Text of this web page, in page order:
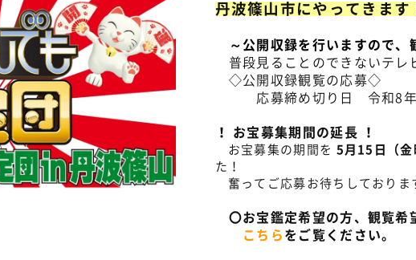
丹波篠山市にやってきます
～公開収録を行いますので、
普段見ることのできないテレ
◇公開収録観覧の応募◇
応募締め切り日 令和8年5
！ お宝募集期間の延長 ！
お宝募集の期間を 5月15日（金
た！
奮ってご応募お待ちしておりま
〇お宝鑑定希望の方、観覧希
こちら をご覧ください。